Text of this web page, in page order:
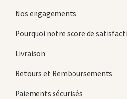
Nos engagements
Pourquoi notre score de
Livraison
Retours et Remboursements
Paiements sécurisés